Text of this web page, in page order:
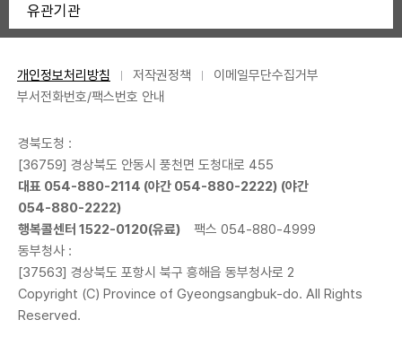
유관기관
개인정보처리방침 저작권정책
이메일무단수집거부
부서전화번호/팩스번호 안내
경북도청 :
[36759] 경상북도 안동시 풍천면 도청대로 455
대표 054-880-2114 (야간 054-880-2222) (야간
054-880-2222)
행복콜센터 1522-0120(유료)
팩스 054-880-4999
동부청사 :
[37563] 경상북도 포항시 북구 흥해읍 동부청사로 2
Copyright (C) Province of Gyeongsangbuk-do. All Rights
Reserved.